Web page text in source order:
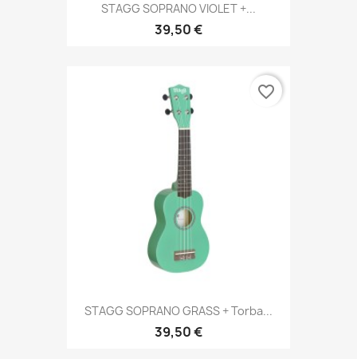
STAGG SOPRANO VIOLET +...
39,50 €
STAGG SOPRANO GRASS + Torba...
39,50 €
favorite_border